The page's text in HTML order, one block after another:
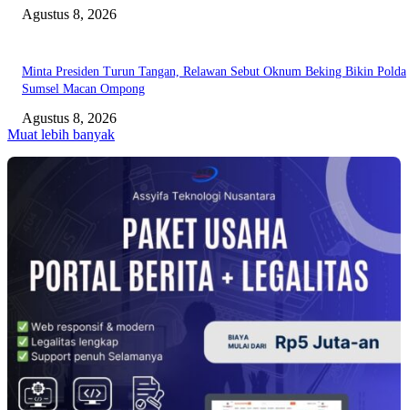
Agustus 8, 2026
Minta Presiden Turun Tangan, Relawan Sebut Oknum Beking Bikin Polda
Sumsel Macan Ompong
Agustus 8, 2026
Muat lebih banyak